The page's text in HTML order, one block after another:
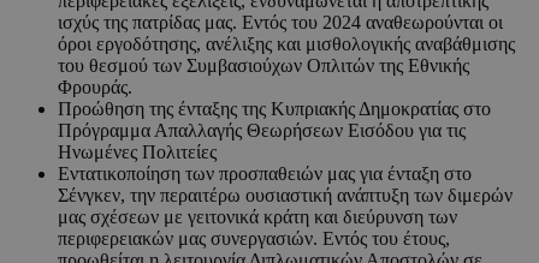
ισχύς της πατρίδας μας. Εντός του 2024 αναθεωρούνται οι
όροι εργοδότησης, ανέλιξης και μισθολογικής αναβάθμισης
του θεσμού των Συμβασιούχων Οπλιτών της Εθνικής
Φρουράς.
Προώθηση της ένταξης της Κυπριακής Δημοκρατίας στο
Πρόγραμμα Απαλλαγής Θεωρήσεων Εισόδου για τις
Ηνωμένες Πολιτείες
Εντατικοποίηση των προσπαθειών μας για ένταξη στο
Σένγκεν, την περαιτέρω ουσιαστική ανάπτυξη των διμερών
μας σχέσεων με γειτονικά κράτη και διεύρυνση των
περιφερειακών μας συνεργασιών. Εντός του έτους,